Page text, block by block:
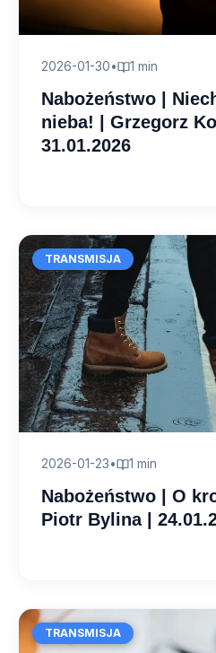
2026-01-30• 1 min
Nabożeństwo |
nieba! | Grzegorz
31.01.2026
TRANSMISJA
2026-01-23• 1 min
Nabożeństwo | O
Piotr Bylina |
TRANSMISJA